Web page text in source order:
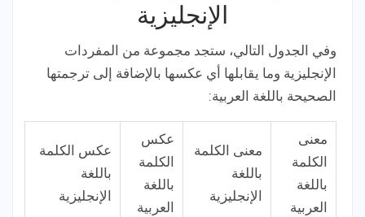
الإنجليزية
وفي الجدول التالي، ستجد مجموعة من المفردات
الإنجليزية وما يقابلها أي عكسها بالإضافة إلى ترجمتها
الصحيحة باللغة العربية:
معنى
الكلمة
باللغة
العربية
معنى الكلمة
باللغة
الإنجليزية
عكس
الكلمة
باللغة
العربية
عكس الكلمة
باللغة
الإنجليزية